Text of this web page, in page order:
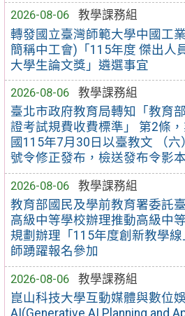
2026-08-06
教學課務組
轉發國立臺灣師範大學中國工
簡稱中工會)「115年度 傑出人
大學生論文獎」遴選事宜
2026-08-06
教學課務組
臺北市政府教育局轉知「教育
證考試規費收費標準」 第2條
國115年7月30日以臺教文 （
號令修正發布，檢送發布令影
2026-08-06
教學課務組
教育部國民及學前教育署委託
高級中等學校辦理推動高級中
規劃辦理「115年度創新教學
師踴躍報名參加
2026-08-06
教學課務組
崑山科技大學互動媒體與數位
AI(Generative AI Planning and